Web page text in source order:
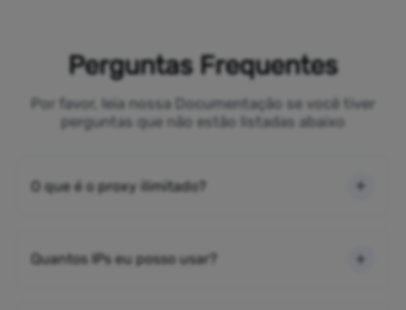
Perguntas Frequentes
Por favor, leia nossa Documentação se você tiver
perguntas que não estão listadas abaixo
O que é o proxy ilimitado?
Quantos IPs eu posso usar?